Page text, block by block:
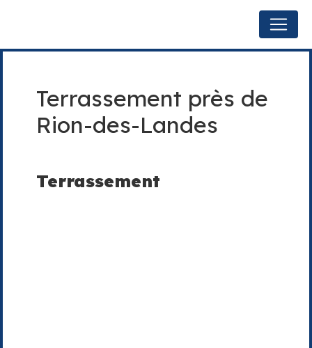
Terrassement près de
Rion-des-Landes
Terrassement